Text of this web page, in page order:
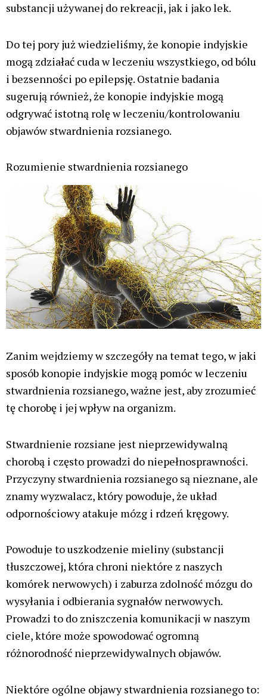
substancji używanej do rekreacji, jak i jako lek.
Do tej pory już wiedzieliśmy, że konopie indyjskie
mogą zdziałać cuda w leczeniu wszystkiego, od bólu
i bezsenności po epilepsję. Ostatnie badania
sugerują również, że konopie indyjskie mogą
odgrywać istotną rolę w leczeniu/kontrolowaniu
objawów stwardnienia rozsianego.
Rozumienie stwardnienia rozsianego
Zanim wejdziemy w szczegóły na temat tego, w jaki
sposób konopie indyjskie mogą pomóc w leczeniu
stwardnienia rozsianego, ważne jest, aby zrozumieć
tę chorobę i jej wpływ na organizm.
Stwardnienie rozsiane jest nieprzewidywalną
chorobą i często prowadzi do niepełnosprawności.
Przyczyny stwardnienia rozsianego są nieznane, ale
znamy wyzwalacz, który powoduje, że układ
odpornościowy atakuje mózg i rdzeń kręgowy.
Powoduje to uszkodzenie mieliny (substancji
tłuszczowej, która chroni niektóre z naszych
komórek nerwowych) i zaburza zdolność mózgu do
wysyłania i odbierania sygnałów nerwowych.
Prowadzi to do zniszczenia komunikacji w naszym
ciele, które może spowodować ogromną
różnorodność nieprzewidywalnych objawów.
Niektóre ogólne objawy stwardnienia rozsianego to: